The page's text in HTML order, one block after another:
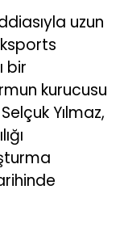
uzun
bir
kurucusu
Yılmaz,